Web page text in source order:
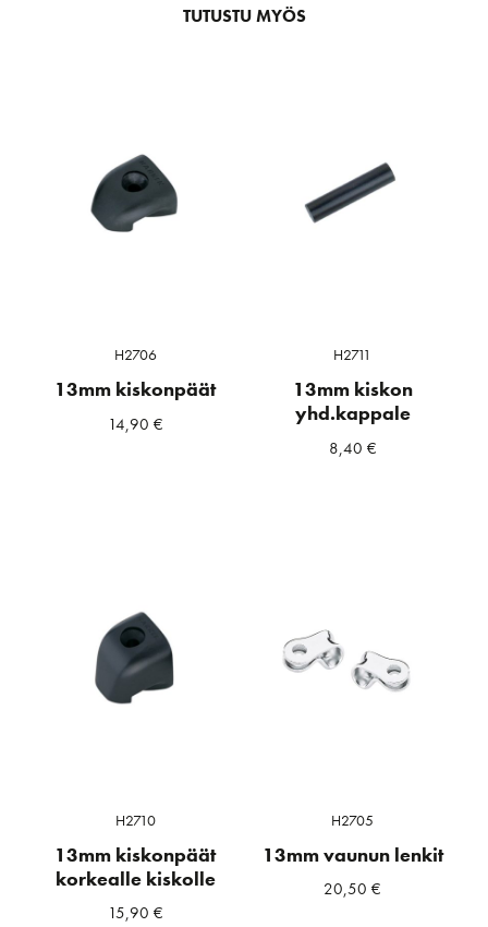
TUTUSTU MYÖS
H2706
13mm kiskonpäät
14,90 €
H2711
13mm kiskon
yhd.kappale
8,40 €
H2710
13mm kiskonpäät
korkealle kiskolle
15,90 €
H2705
13mm vaunun lenkit
20,50€